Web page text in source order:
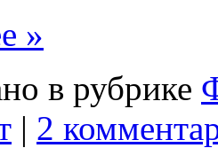
»
в рубрике
| 2